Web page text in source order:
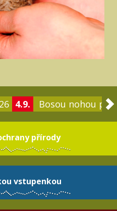
4.9. Bosou nohou po
přírody
vstupenkou